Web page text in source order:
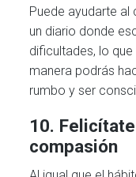
Puede ayudarte
un diario donde
dificultades, lo
manera podrás
rumbo y ser
10.
compasión